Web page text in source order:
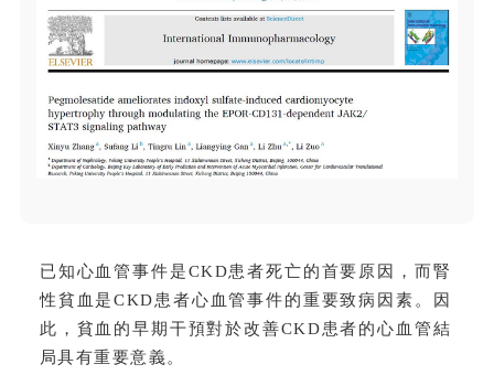
已知心血管事件是CKD患者死亡的首要原因，而腎
性貧血是CKD患者心血管事件的重要致病因素。因
此，貧血的早期干預對於改善CKD患者的心血管結
局具有重要意義。